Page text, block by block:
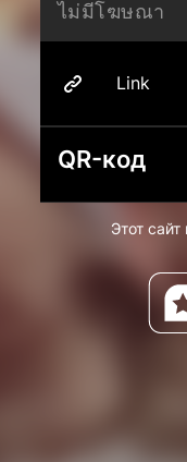
ไม่มีโฆษณา
Link
QR-код
Этот